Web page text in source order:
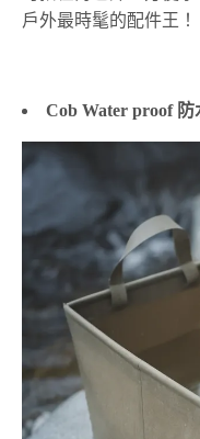
戶外最時髦的配件王！
Cob Water proof 防